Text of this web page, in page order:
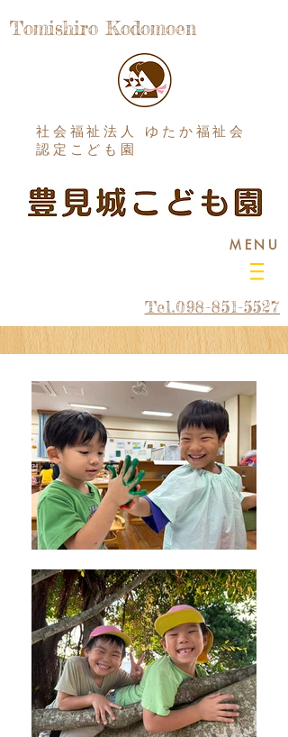
Tomishiro Kodomoen
社会福祉法人 ゆたか福祉会
認定こども園
MENU
Tel.098-851-5527